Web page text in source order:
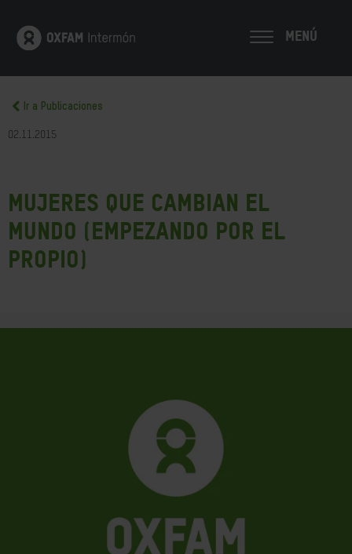
MENÚ
Ir a Publicaciones
02.11.2015
Mujeres que cambian el
mundo (empezando por el
propio)